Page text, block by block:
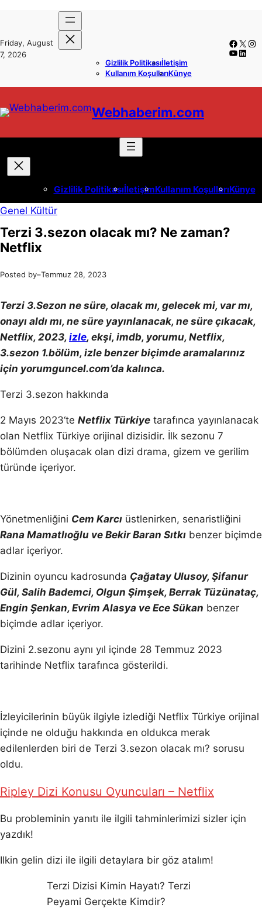
content
Friday, August
7, 2026
Gizlilik Politikasıİletişim
Kullanım KoşullarıKünye
X
Webhaberim.com
Gizlilik PolitikasıİletişimKullanım KoşullarıKünye
Genel Kültür
Terzi 3.sezon olacak mı? Ne zaman?
Netflix
Posted by–Temmuz 28, 2023
Terzi 3.Sezon ne süre, olacak mı, gelecek mi, var mı,
onayı aldı mı, ne süre yayınlanacak, ne süre çıkacak,
Netflix, 2023, izle, ekşi, imdb, yorumu, Netflix,
3.sezon 1.bölüm, izle benzer biçimde aramalarınız
için yorumguncel.com’da kalınca.
Terzi 3.sezon hakkında
2 Mayıs 2023‘te Netflix Türkiye tarafınca yayınlanacak
olan Netflix Türkiye orijinal dizisidir. İlk sezonu 7
bölümden oluşacak olan dizi drama, gizem ve gerilim
türünde içeriyor.
Yönetmenliğini Cem Karcı üstlenirken, senaristliğini
Rana Mamatlıoğlu ve Bekir Baran Sıtkı benzer biçimde
adlar içeriyor.
Dizinin oyuncu kadrosunda Çağatay Ulusoy, Şifanur
Gül, Salih Bademci, Olgun Şimşek, Berrak Tüzünataç,
Engin Şenkan, Evrim Alasya ve Ece Sükan benzer
biçimde adlar içeriyor.
Dizini 2.sezonu aynı yıl içinde 28 Temmuz 2023
tarihinde Netflix tarafınca gösterildi.
İzleyicilerinin büyük ilgiyle izlediği Netflix Türkiye orijinal
içinde ne olduğu hakkında en oldukca merak
edilenlerden biri de Terzi 3.sezon olacak mı? sorusu
oldu.
Ripley Dizi Konusu Oyuncuları – Netflix
Bu probleminin yanıtı ile ilgili tahminlerimizi sizler için
yazdık!
Ilkin gelin dizi ile ilgili detaylara bir göz atalım!
Terzi Dizisi Kimin Hayatı? Terzi
Peyami Gerçekte Kimdir?